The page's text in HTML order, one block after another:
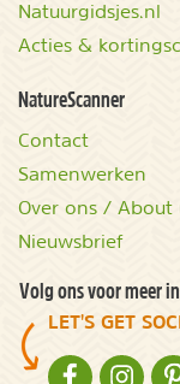
Natuurgidsjes.nl
Acties &
NatureScanner
Contact
Samenwerken
Over ons / About
Nieuwsbrief
Volg ons voor meer
LET'S GET